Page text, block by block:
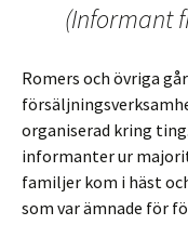
(Informant
Romers och övriga
organiserad kring
informanter ur
familjer kom i häst
som var ämnade för